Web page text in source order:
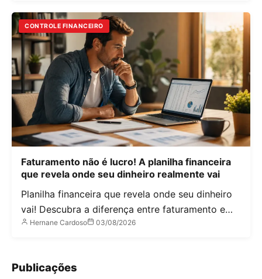
CONTROLE FINANCEIRO
Faturamento não é lucro! A planilha financeira
que revela onde seu dinheiro realmente vai
Planilha financeira que revela onde seu dinheiro
vai! Descubra a diferença entre faturamento e…
Hernane Cardoso 03/08/2026
Publicações